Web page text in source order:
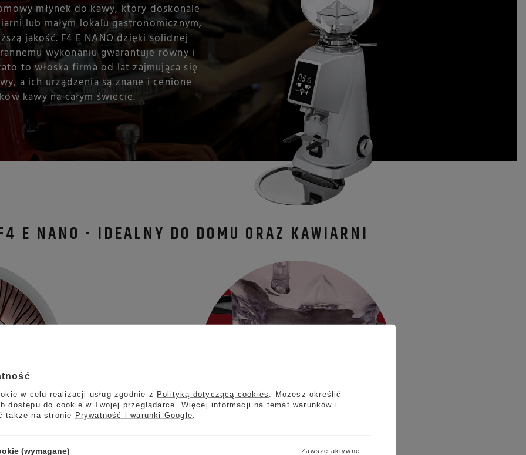
młynek do kawy, który doskonale
lub małym lokalu gastronomicznym,
jakość. F4 E NANO dzięki solidnej
wykonaniu gwarantuje równy i
to włoska firma od lat zajmująca się
a ich urządzenia są znane i cenione
kawy na całym świecie.
E NANO - IDEALNY DO DOMU ORAZ KAWIARNI
w celu realizacji usług zgodnie z Polityką dotyczącą cookies
. Możesz określić
dostępu do cookie w Twojej przeglądarce. Więcej informacji na temat warunków i
także na stronie Prywatność i warunki Google
(wymagane) Zawsze aktywne